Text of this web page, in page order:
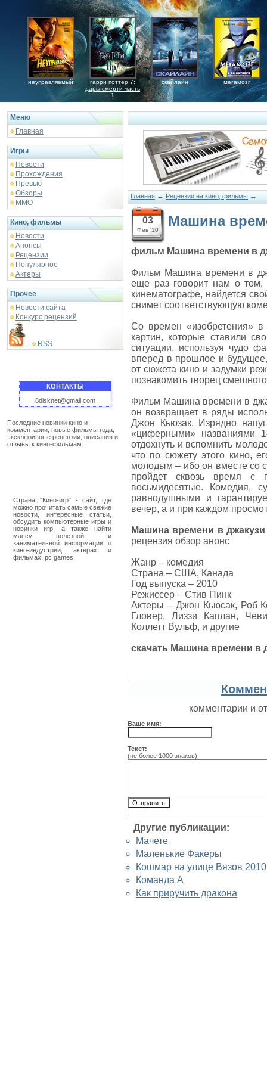
неуправляемый
гарри поттер 7:
дары смерти часть
1
скайлайн мегамозг
Меню
Главная
Игры
Новости
Прохождения
Превью
Обзоры
ММО
Кино, фильмы
Новости
Анонсы
Рецензии
Популярное
Актеры
Прочее
Новости сайта
Конкурс рецензий
- RSS
КОНТАКТЫ
8disknet@gmail.com
Последние новинки кино и
комментарии, новые фильмы года,
эксклюзивные рецензии, описания и
отзывы к кино-фильмам.
Страна "Кино-игр" - сайт, где
можно прочитать самые свежие
новости, интересные статьи,
обсудить компьютерные игры и
новинки игр, а также найти
массу полезной и
занимательной информации о
кино-индустрии, актерах и
фильмах, pc games.
Главная → Рецензии на кино, фильмы →
03
Фев '10
Машина
фильм Машина времени в
Фильм Машина времени в
еще раз говорит нам о том,
кинематографе, найдется
снимет соответствующую
Со времен «изобретения»
картин, которые ставили
ситуации, используя чудо
вперед в прошлое и
от сюжета кино и задумки
познакомить творец
Фильм Машина времени в
он возвращает в ряды
Джон Кьюзак. Изрядно
«циферными» названиями
отдохнуть и вспомнить
что по сюжету этого кино,
молодым – ибо он вместе со
пройдет сквозь время
восьмидесятые. Комедия,
равнодушными и
вечер, а и при каждом
Машина времени в джакузи
рецензия обзор анонс
Жанр – комедия
Страна – США, Канада
Год выпуска – 2010
Режиссер – Стив Пинк
Актеры – Джон Кьюсак, Роб
Гловер, Лиззи Каплан,
Коллетт Вульф, и другие
скачать Машина времени в
комментарии и
Ваше имя:
Текст:
(не более 1000 знаков)
Другие публикации:
Мачете
Маленькие Факеры
Кошмар на улице Вязов 2010
Команда А
Как приручить дракона